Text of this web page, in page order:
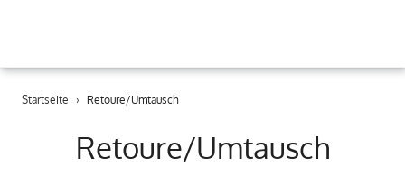
DirektStartseite › Retoure/Umtausch
Retoure/Umtausch